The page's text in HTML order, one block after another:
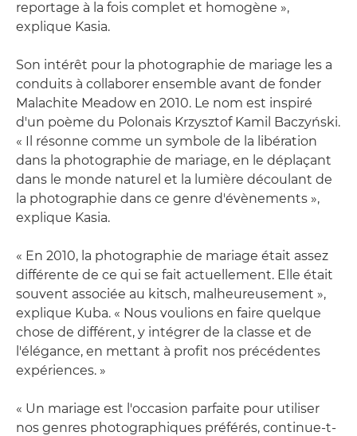
reportage à la fois complet et homogène »,
explique Kasia.
Son intérêt pour la photographie de mariage les a
conduits à collaborer ensemble avant de fonder
Malachite Meadow en 2010. Le nom est inspiré
d'un poème du Polonais Krzysztof Kamil Baczyński.
« Il résonne comme un symbole de la libération
dans la photographie de mariage, en le déplaçant
dans le monde naturel et la lumière découlant de
la photographie dans ce genre d'évènements »,
explique Kasia.
« En 2010, la photographie de mariage était assez
différente de ce qui se fait actuellement. Elle était
souvent associée au kitsch, malheureusement »,
explique Kuba. « Nous voulions en faire quelque
chose de différent, y intégrer de la classe et de
l'élégance, en mettant à profit nos précédentes
expériences. »
« Un mariage est l'occasion parfaite pour utiliser
nos genres photographiques préférés, continue-t-